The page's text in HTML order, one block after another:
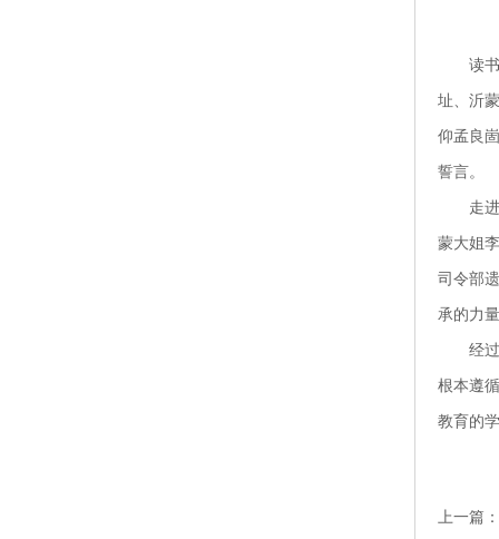
读
址、沂
仰孟良
誓言。
走
蒙大姐
司令部
承的力
经
根本遵
教育的
上一篇：